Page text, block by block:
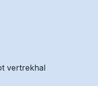
vertrekhal